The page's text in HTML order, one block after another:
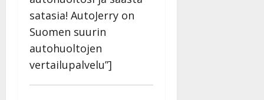
satasia! AutoJerry on
Suomen suurin
autohuoltojen
vertailupalvelu”]